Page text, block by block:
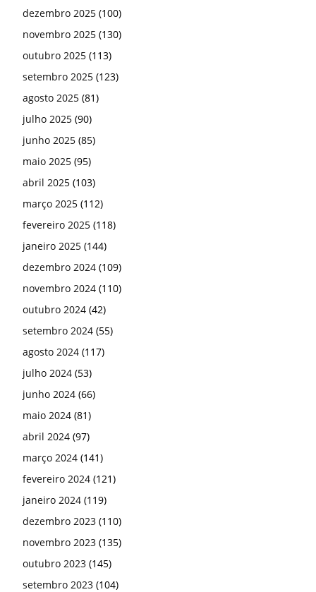
dezembro 2025 (100)
novembro 2025 (130)
outubro 2025 (113)
setembro 2025 (123)
agosto 2025 (81)
julho 2025 (90)
junho 2025 (85)
maio 2025 (95)
abril 2025 (103)
março 2025 (112)
fevereiro 2025 (118)
janeiro 2025 (144)
dezembro 2024 (109)
novembro 2024 (110)
outubro 2024 (42)
setembro 2024 (55)
agosto 2024 (117)
julho 2024 (53)
junho 2024 (66)
maio 2024 (81)
abril 2024 (97)
março 2024 (141)
fevereiro 2024 (121)
janeiro 2024 (119)
dezembro 2023 (110)
novembro 2023 (135)
outubro 2023 (145)
setembro 2023 (104)